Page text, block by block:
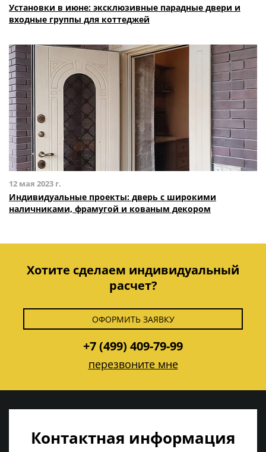
Установки в июне: эксклюзивные парадные двери и
входные группы для коттеджей
12 мая 2023 г.
Индивидуальные проекты: дверь с широкими
наличниками, фрамугой и кованым декором
Хотите сделаем индивидуальный
расчет?
ОФОРМИТЬ ЗАЯВКУ
+7 (499) 409-79-99
перезвоните мне
Контактная информация